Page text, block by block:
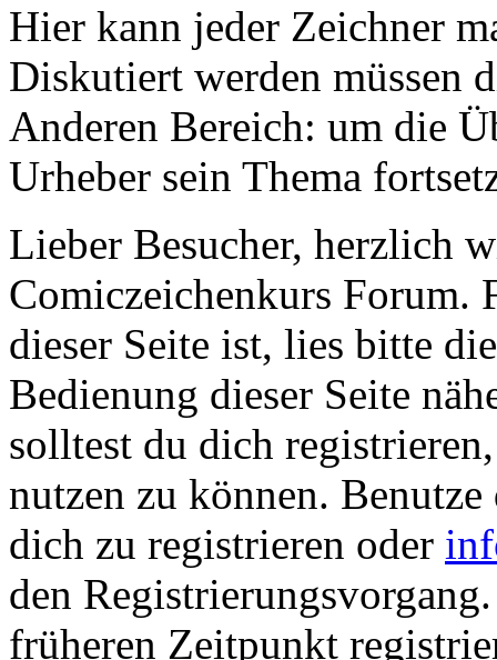
Hier kann jeder Zeichner
Diskutiert werden müssen
Anderen Bereich: um die
Urheber sein Thema
Lieber Besucher, herzlich
Comiczeichenkurs Forum.
dieser Seite ist, lies bitte
Bedienung dieser Seite
solltest du dich
nutzen zu können.
dich zu registrieren oder
den
früheren Zeitpunkt